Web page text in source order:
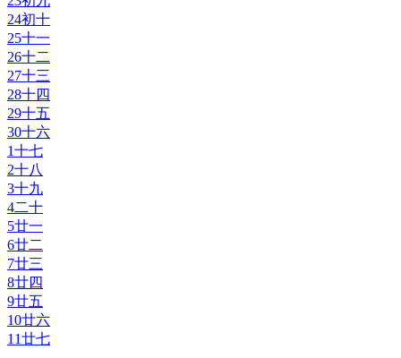
24初十
25十一
26十二
27十三
28十四
29十五
30十六
1十七
2十八
3十九
4二十
5廿一
6廿二
7廿三
8廿四
9廿五
10廿六
11廿七